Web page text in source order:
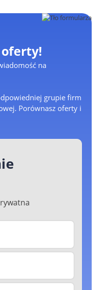
oferty!
na
grupie firm
Porównasz oferty i